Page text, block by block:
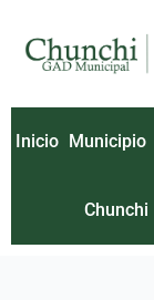
contenido
Inicio Municipio
Chunchi
por: